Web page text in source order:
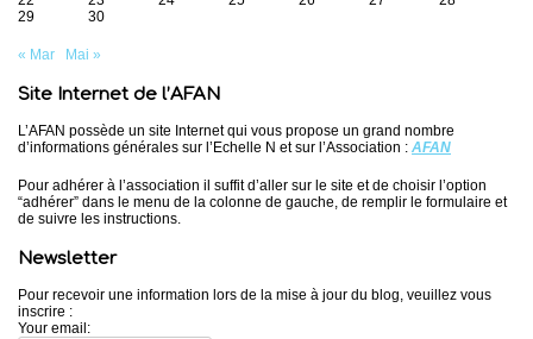
29
30
« Mar Mai »
Site Internet de l’AFAN
L’AFAN possède un site Internet qui vous propose un grand nombre
d’informations générales sur l’Echelle N et sur l’Association : AFAN
Pour adhérer à l’association il suffit d’aller sur le site et de choisir l’option
“adhérer” dans le menu de la colonne de gauche, de remplir le formulaire et
de suivre les instructions.
Newsletter
Pour recevoir une information lors de la mise à jour du blog, veuillez vous
inscrire :
Your email: